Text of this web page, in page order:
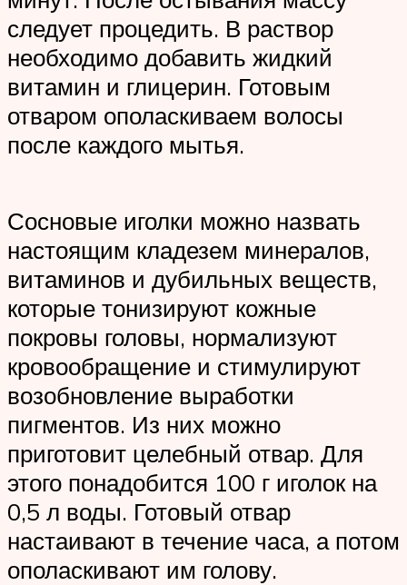
следует процедить. В раствор
необходимо добавить жидкий
витамин и глицерин. Готовым
отваром ополаскиваем волосы
после каждого мытья.
Сосновые иголки можно назвать
настоящим кладезем минералов,
витаминов и дубильных веществ,
которые тонизируют кожные
покровы головы, нормализуют
кровообращение и стимулируют
возобновление выработки
пигментов. Из них можно
приготовит целебный отвар. Для
этого понадобится 100 г иголок на
0,5 л воды. Готовый отвар
настаивают в течение часа, а потом
ополаскивают им голову.